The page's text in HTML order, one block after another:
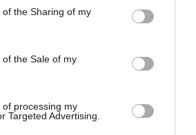
or usage behaviour. You may click to
to Google and its third-party tags to
specified purposes in below Google
the Sharing of my
the Sale of my
processing my
Targeted Advertising.
και Πακιστάν ενισχύουν τη
με σοβαρές ζημιές στο Πόρτο
της ελληνικής οικονομίας